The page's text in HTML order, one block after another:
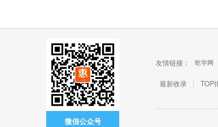
微信公众号
友情链接： 乾学网
最新收录 | TOP